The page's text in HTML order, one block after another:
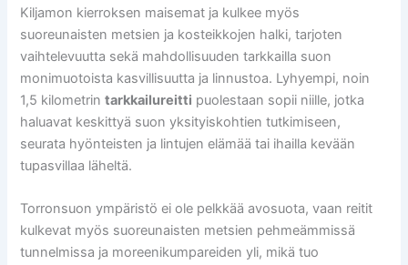
Kiljamon kierroksen maisemat ja kulkee myös
suoreunaisten metsien ja kosteikkojen halki, tarjoten
vaihtelevuutta sekä mahdollisuuden tarkkailla suon
monimuotoista kasvillisuutta ja linnustoa. Lyhyempi, noin
1,5 kilometrintarkkailureitti puolestaan sopii niille, jotka
haluavat keskittyä suon yksityiskohtien tutkimiseen,
seurata hyönteisten ja lintujen elämää tai ihailla kevään
tupasvillaa läheltä.
Torronsuon ympäristö ei ole pelkkää avosuota, vaan reitit
kulkevat myös suoreunaisten metsien pehmeämmissä
tunnelmissa ja moreenikumpareiden yli, mikä tuo